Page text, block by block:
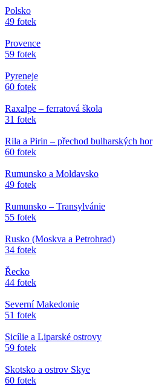
Polsko
49 fotek
Provence
59 fotek
Pyreneje
60 fotek
Raxalpe – ferratová škola
31 fotek
Rila a Pirin – přechod bulharských hor
60 fotek
Rumunsko a Moldavsko
49 fotek
Rumunsko – Transylvánie
55 fotek
Rusko (Moskva a Petrohrad)
34 fotek
Řecko
44 fotek
Severní Makedonie
51 fotek
Sicílie a Liparské ostrovy
59 fotek
Skotsko a ostrov Skye
60 fotek